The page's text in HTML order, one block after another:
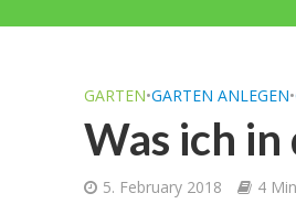
GARTEN•GARTEN ANLEGEN•
Was ich in
5. February 2018 4